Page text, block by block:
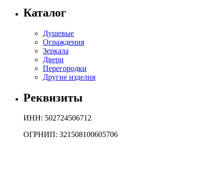
Каталог
Душевые
Ограждения
Зеркала
Двери
Перегородки
Другие изделия
Реквизиты
ИНН: 502724506712
ОГРНИП: 321508100605706